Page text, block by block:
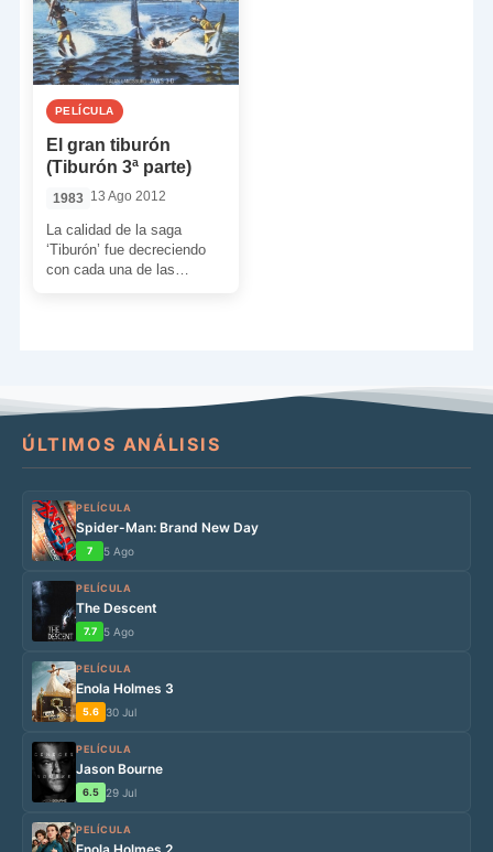
PELÍCULA
El gran tiburón
(Tiburón 3ª parte)
1983 13 Ago 2012
La calidad de la saga
‘Tiburón’ fue decreciendo
con cada una de las
ÚLTIMOS ANÁLISIS
PELÍCULA
Spider-Man: Brand New Day
7 5 Ago
PELÍCULA
The Descent
7.7 5 Ago
PELÍCULA
Enola Holmes 3
5.6 30 Jul
PELÍCULA
Jason Bourne
6.5 29 Jul
PELÍCULA